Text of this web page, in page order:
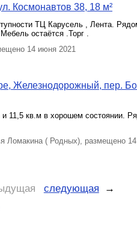
Космонавтов 38, 18 м²
ТЦ Карусель , Лента.
остаётся .Торг .
14 июня 2021
Железнодорожный, пер.
11,5 кв.м в хорошем состоянии.
Ломакина ( Родных), размещено
следующая →